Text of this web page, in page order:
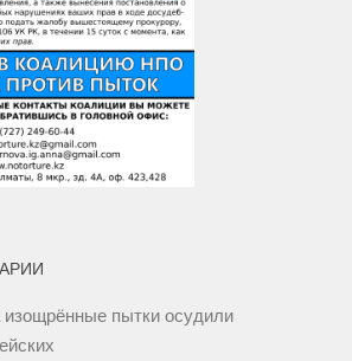
изощрённые пытки осудили